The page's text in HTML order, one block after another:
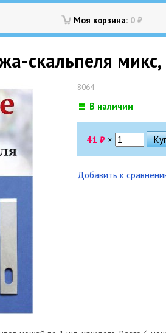
Моя корзина: 0 ₽
скальпеля микс,
8064
В наличии
41 ₽ ×
Добавить к